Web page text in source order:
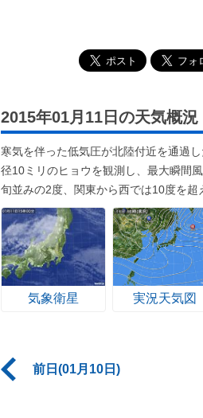
2015年01月11日の天気概況
寒気を伴った低気圧が北陸付近を通過
径10ミリのヒョウを観測し、最大瞬間
旬並みの2度、関東から西では10度を超
気象衛星 実況天気図
前日(01月10日)